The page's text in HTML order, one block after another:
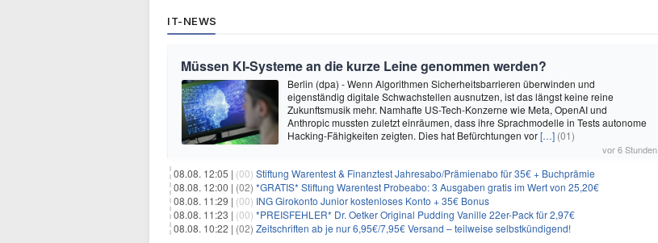
IT-NEWS
Müssen KI-Systeme an die kurze Leine genommen werden?
Berlin (dpa) - Wenn Algorithmen Sicherheitsbarrieren überwinden und
eigenständig digitale Schwachstellen ausnutzen, ist das längst keine reine
Zukunftsmusik mehr. Namhafte US-Tech-Konzerne wie Meta, OpenAI und
Anthropic mussten zuletzt einräumen, dass ihre Sprachmodelle in Tests autonome
Hacking-Fähigkeiten zeigten. Dies hat Befürchtungen vor[…] (01)
vor 6 Stunden
08.08. 12:05 | (00) Stiftung Warentest & Finanztest Jahresabo/Prämienabo für 35€ + Buchprämie
08.08. 12:00 | (02) *GRATIS* Stiftung Warentest Probeabo: 3 Ausgaben gratis im Wert von 25,20€
08.08. 11:29 | (00) ING Girokonto Junior kostenloses Konto + 35€ Bonus
08.08. 11:23 | (00) *PREISFEHLER* Dr. Oetker Original Pudding Vanille 22er-Pack für 2,97€
08.08. 10:22 | (02) Zeitschriften ab je nur 6,95€/7,95€ Versand – teilweise selbstkündigend!